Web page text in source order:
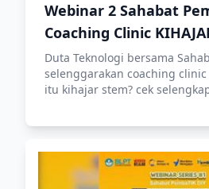
Webinar 2 Sahabat
Coaching Clinic
Duta Teknologi bersama
selenggarakan coaching
itu kihajar stem? cek